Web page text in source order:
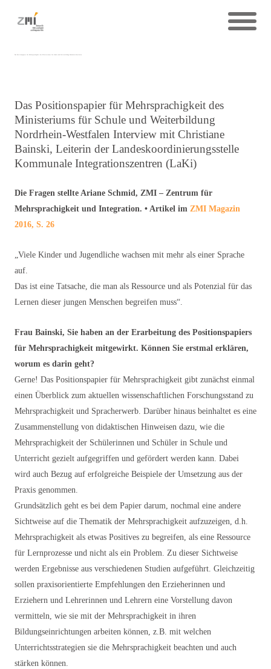
Das Positionspapier für Mehrsprachigkeit des
Ministeriums für Schule und Weiterbildung
Nordrhein-Westfalen Interview mit Christiane
Bainski, Leiterin der Landeskoordinierungsstelle
Kommunale Integrationszentren (LaKi)
Die Fragen stellte Ariane Schmid, ZMI – Zentrum für
Mehrsprachigkeit und Integration. • Artikel im ZMI Magazin
2016, S. 26
„Viele Kinder und Jugendliche wachsen mit mehr als einer Sprache
auf.
Das ist eine Tatsache, die man als Ressource und als Potenzial für das
Lernen dieser jungen Menschen begreifen muss“.
Frau Bainski, Sie haben an der Erarbeitung des Positionspapiers
für Mehrsprachigkeit mitgewirkt. Können Sie erstmal erklären,
worum es darin geht?
Gerne! Das Positionspapier für Mehrsprachigkeit gibt zunächst einmal
einen Überblick zum aktuellen wissenschaftlichen Forschungsstand zu
Mehrsprachigkeit und Spracherwerb. Darüber hinaus beinhaltet es eine
Zusammenstellung von didaktischen Hinweisen dazu, wie die
Mehrsprachigkeit der Schülerinnen und Schüler in Schule und
Unterricht gezielt aufgegriffen und gefördert werden kann. Dabei
wird auch Bezug auf erfolgreiche Beispiele der Umsetzung aus der
Praxis genommen.
Grundsätzlich geht es bei dem Papier darum, nochmal eine andere
Sichtweise auf die Thematik der Mehrsprachigkeit aufzuzeigen, d.h.
Mehrsprachigkeit als etwas Positives zu begreifen, als eine Ressource
für Lernprozesse und nicht als ein Problem. Zu dieser Sichtweise
werden Ergebnisse aus verschiedenen Studien aufgeführt. Gleichzeitig
sollen praxisorientierte Empfehlungen den Erzieherinnen und
Erziehern und Lehrerinnen und Lehrern eine Vorstellung davon
vermitteln, wie sie mit der Mehrsprachigkeit in ihren
Bildungseinrichtungen arbeiten können, z.B. mit welchen
Unterrichtsstrategien sie die Mehrsprachigkeit beachten und auch
stärken können.